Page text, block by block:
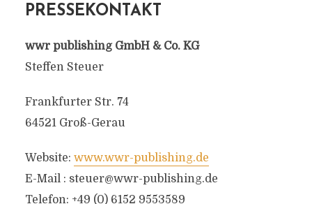
PRESSEKONTAKT
wwr publishing GmbH & Co. KG
Steffen Steuer
Frankfurter Str. 74
64521 Groß-Gerau
Website: www.wwr-publishing.de
E-Mail : steuer@wwr-publishing.de
Telefon: +49 (0) 6152 9553589